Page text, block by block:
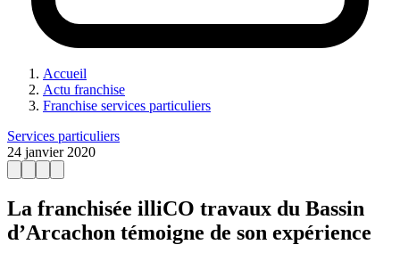
Accueil
Actu franchise
Franchise services particuliers
Services particuliers
24 janvier 2020
La franchisée illiCO travaux du Bassin
d’Arcachon témoigne de son expérience